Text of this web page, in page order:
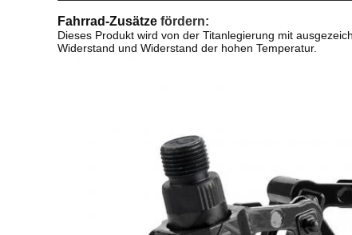
Fahrrad-Zusätze fördern:
Dieses Produkt wird von der Titanlegierung mit
Widerstand und Widerstand der hohen Temperatur.